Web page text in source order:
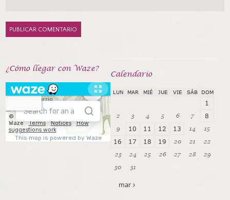
¿Cómo llegar con Waze?
Calendarío
LUN MAR MIÉ JUE VIE SÁB DOM
1
2 3 4 5 6 7 8
9 10 11 12 13 14 15
16 17 18 19 20 21
22
23
24 25 26 27 28
29
30
31
mar